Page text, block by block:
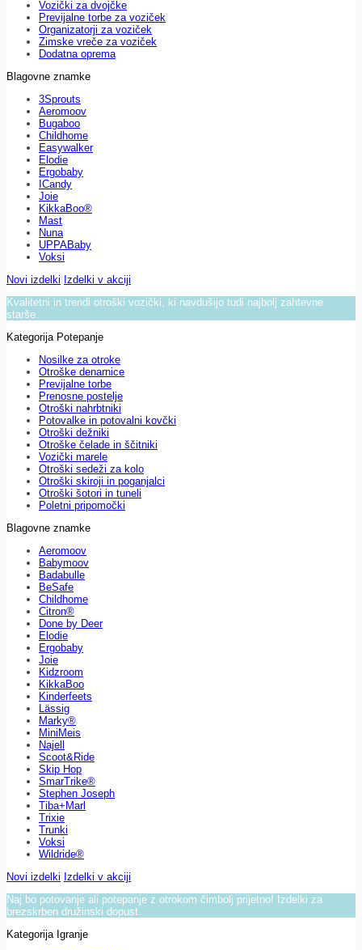
Vozički za dvojčke
Previjalne torbe za voziček
Organizatorji za voziček
Zimske vreče za voziček
Dodatna oprema
Blagovne znamke
3Sprouts
Aeromoov
Bugaboo
Childhome
Easywalker
Elodie
Ergobaby
ICandy
Joie
KikkaBoo®
Mast
Nuna
UPPABaby
Voksi
Novi izdelki Izdelki v akciji
Kvalitetni in trendi otroški vozički, ki navdušijo tudi najbolj zahtevne
starše.
Kategorija Potepanje
Nosilke za otroke
Otroške denarnice
Previjalne torbe
Prenosne postelje
Otroški nahrbtniki
Potovalke in potovalni kovčki
Otroški dežniki
Otroške čelade in ščitniki
Vozički marele
Otroški sedeži za kolo
Otroški skiroji in poganjalci
Otroški šotori in tuneli
Poletni pripomočki
Blagovne znamke
Aeromoov
Babymoov
Badabulle
BeSafe
Childhome
Citron®
Done by Deer
Elodie
Ergobaby
Joie
Kidzroom
KikkaBoo
Kinderfeets
Lässig
Marky®
MiniMeis
Najell
Scoot&Ride
Skip Hop
SmarTrike®
Stephen Joseph
Tiba+Marl
Trixie
Trunki
Voksi
Wildride®
Novi izdelki Izdelki v akciji
Naj bo potovanje ali potepanje z otrokom čimbolj prijetno! Izdelki za
brezskrben družinski dopust.
Kategorija Igranje